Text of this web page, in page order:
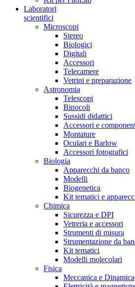
Laboratori
scientifici
Microscopi
Stereo
Biologici
Digitali
Accessori
Telecamere
Vetrini e preparazione
Astronomia
Telescopi
Binocoli
Sussidi didattici
Accessori e
Montature
Oculari e Barlow
Accessori fotografici
Biologia
Apparecchi da banco
Modelli
Biogenetica
Kit tematici e
Chimica
Sicurezza e DPI
Vetreria e accessori
Strumenti di misura
Strumentazione da
Kit tematici
Modelli molecolari
Fisica
Meccanica e Dinamica